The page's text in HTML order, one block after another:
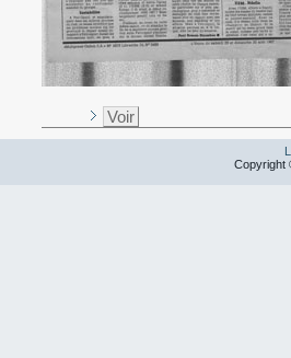
Voir
Copyright